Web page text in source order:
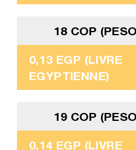
18 COP
0,13 EGP (LIVRE
EGYPTIENNE)
19 COP
0,14 EGP (LIVRE